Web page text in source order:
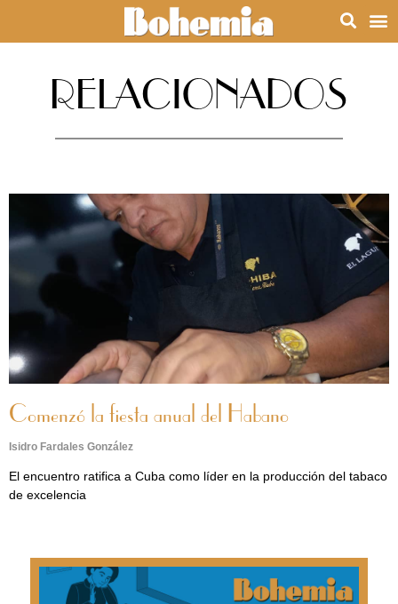
RELACIONADOS
Comenzó la fiesta anual del Habano
Isidro Fardales González
El encuentro ratifica a Cuba como líder en la producción del tabaco
de excelencia